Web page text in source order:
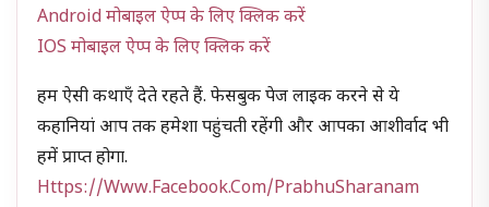
Android मोबाइल ऐप्प के लिए क्लिक करें
IOS मोबाइल ऐप्प के लिए क्लिक करें
हम ऐसी कथाएँ देते रहते हैं. फेसबुक पेज लाइक करने से ये
कहानियां आप तक हमेशा पहुंचती रहेंगी और आपका आशीर्वाद भी
हमें प्राप्त होगा.
Https://www.facebook.com/PrabhuSharanam